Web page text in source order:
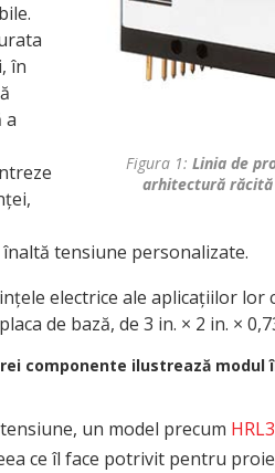
Figura 1: Linia de
arhitectură răcită
în
a
tensiune personalizate.
electrice ale aplicațiilor lor
de bază, de 3 in. × 2 in. ×
componente ilustrează
un model precum
ce îl face potrivit pentru